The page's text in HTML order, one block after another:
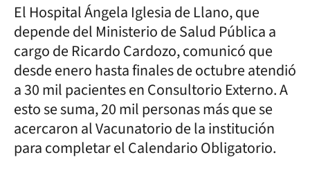
El Hospital Ángela Iglesia de Llano, que
depende del Ministerio de Salud Pública a
cargo de Ricardo Cardozo, comunicó que
desde enero hasta finales de octubre atendió
a 30 mil pacientes en Consultorio Externo. A
esto se suma, 20 mil personas más que se
acercaron al Vacunatorio de la institución
para completar el Calendario Obligatorio.